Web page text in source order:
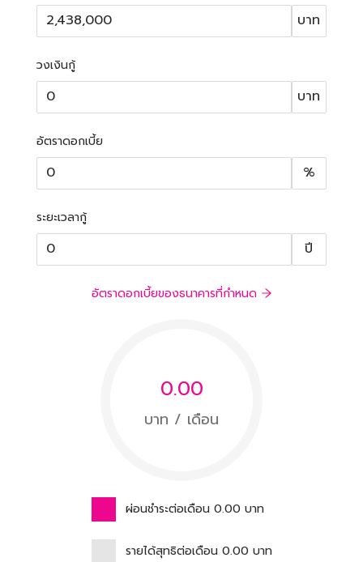
บาท
วงเงินกู้
บาท
อัตราดอกเบี้ย
%
ระยะเวลากู้
ปี
อัตราดอกเบี้ยของธนาคารที่กำหนด
0.00
บาท / เดือน
ผ่อนชำระต่อเดือน 0.00 บาท
รายได้สุทธิต่อเดือน 0.00 บาท